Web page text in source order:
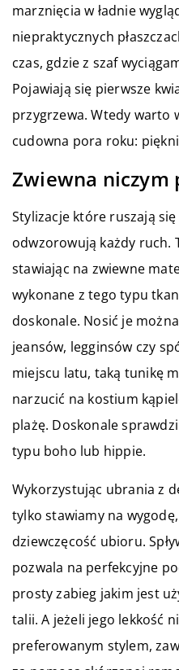
marznięcia w ładnie
niepraktycznych
czas, gdzie z szaf
Pojawiają się pierwsze
przygrzewa. Wtedy warto
cudowna pora roku:
Zwiewna
Stylizacje które ruszają
odwzorowują każdy ruch.
stawiając na zwiewne
wykonane z tego typu
doskonale. Nosić je
jeansów, legginsów czy
miejscu latu, taką tunikę
narzucić na kostium
plażę. Doskonale
typu boho lub hippie.
Wykorzystując ubrania z
tylko stawiamy na
dziewczęcość ubioru.
pozwala na perfekcyjne
prosty zabieg jakim jest
talii. A jeżeli jego lekkość
preferowanym stylem,